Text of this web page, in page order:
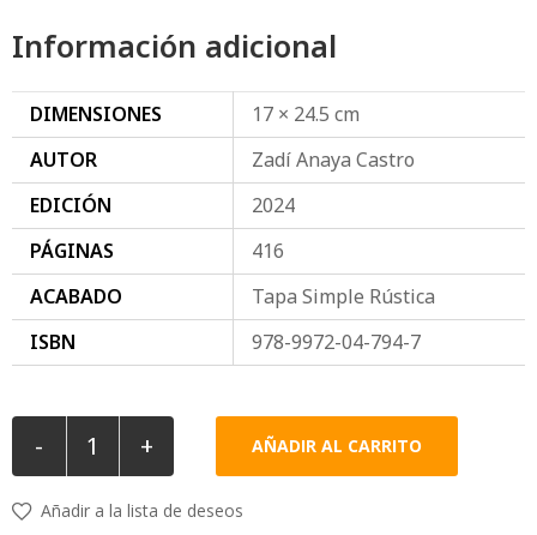
Información adicional
DIMENSIONES
17 × 24.5 cm
AUTOR
Zadí Anaya Castro
EDICIÓN
2024
PÁGINAS
416
ACABADO
Tapa Simple Rústica
ISBN
978-9972-04-794-7
- + AÑADIR AL CARRITO
Añadir a la lista de deseos